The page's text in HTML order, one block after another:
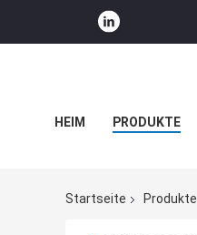
HEIM PRODUKTE
Startseite Produkte